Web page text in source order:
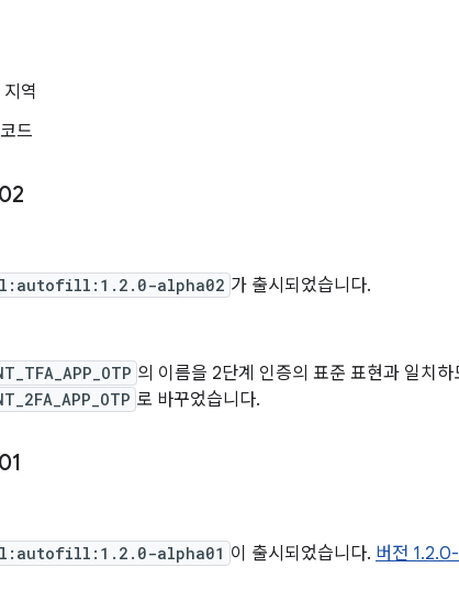
역
드
alpha02 가 출시되었습니다.
의 이름을 2단계 인증의 표준 표현과 일치하
로 바꾸었습니다.
alpha01 이 출시되었습니다. 버전